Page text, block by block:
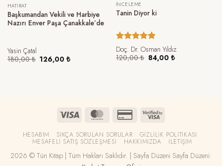
HATIRAT
Başkumandan Vekili ve Harbiye
Nazırı Enver Paşa Çanakkale’de
Yasin Çatal
180,00₺ Orijinal
126,00 ₺Şu
İNCELEME
Tanin Diyor ki
5 üzerinden
5.00 oy
Doç. Dr. Osman Yıldız
120,00₺ Orijinal
fiyat:
84,00 ₺Şu
HESABIM SIKÇA SORULAN SORULAR GIZLILIK POLITIKASI
MESAFELI SATIŞ SÖZLEŞMESI HAKKIMIZDA İLETIŞIM
2026 © Tün Kitap | Tüm Hakları Saklıdır. | Sayfa Düzeni Sayfa Düzeni: